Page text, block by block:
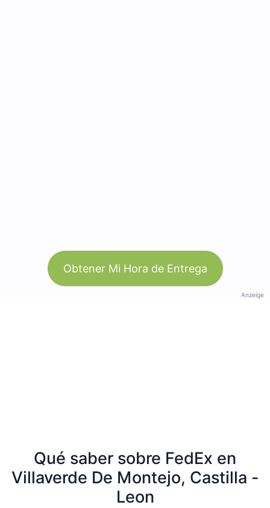
Obtener Mi Hora de Entrega
Anzeige
Qué saber sobre FedEx en
Villaverde De Montejo, Castilla -
Leon